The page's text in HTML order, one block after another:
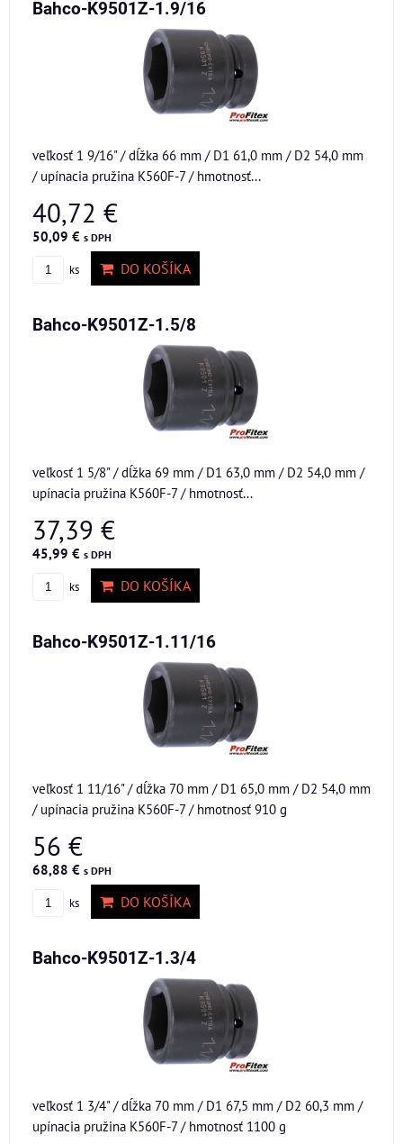
Bahco-K9501Z-1.9/16
veľkosť 1 9/16" / dĺžka 66 mm / D1 61,0 mm / D2 54,0 mm
/ upínacia pružina K560F-7 / hmotnosť...
40,72 €
50,09 € s DPH
ks DO KOŠÍKA
Bahco-K9501Z-1.5/8
veľkosť 1 5/8" / dĺžka 69 mm / D1 63,0 mm / D2 54,0 mm /
upínacia pružina K560F-7 / hmotnosť...
37,39 €
45,99 € s DPH
ks DO KOŠÍKA
Bahco-K9501Z-1.11/16
veľkosť 1 11/16" / dĺžka 70 mm / D1 65,0 mm / D2 54,0 mm
/ upínacia pružina K560F-7 / hmotnosť 910 g
56 €
68,88 € s DPH
ks DO KOŠÍKA
Bahco-K9501Z-1.3/4
veľkosť 1 3/4" / dĺžka 70 mm / D1 67,5 mm / D2 60,3 mm /
upínacia pružina K560F-7 / hmotnosť 1100 g